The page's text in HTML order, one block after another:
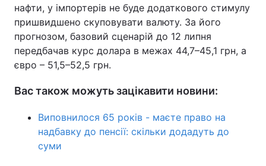
нафти, у імпортерів не буде додаткового стимулу
пришвидшено скуповувати валюту. За його
прогнозом, базовий сценарій до 12 липня
передбачав курс долара в межах 44,7–45,1 грн, а
євро – 51,5–52,5 грн.
Вас також можуть зацікавити новини:
Виповнилося 65 років - маєте право на
надбавку до пенсії: скільки додадуть до
суми